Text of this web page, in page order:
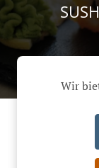
Wir